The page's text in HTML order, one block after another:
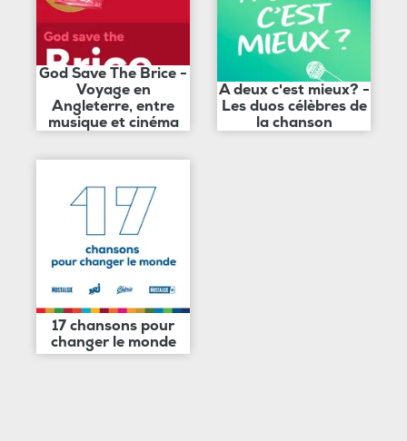
God Save The Brice -
Voyage en
Angleterre, entre
musique et cinéma
A deux c'est mieux? -
Les duos célèbres de
la chanson
17 chansons pour
changer le monde